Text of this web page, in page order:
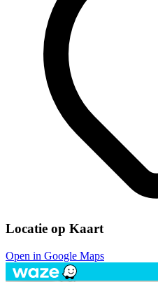
Locatie op Kaart
Open in Google Maps